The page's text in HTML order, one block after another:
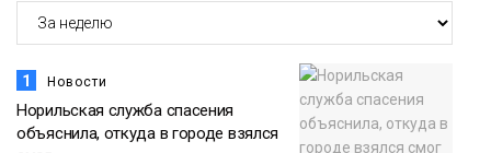
1 Новости
Норильская служба спасения
объяснила, откуда в городе взялся